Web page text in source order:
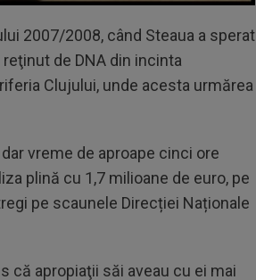
2007/2008, când Steaua a sperat
de DNA din incinta
Clujului, unde acesta urmărea
vreme de aproape cinci ore
plină cu 1,7 milioane de euro, pe
pe scaunele Direcției Naționale
că apropiaţii săi aveau cu ei mai